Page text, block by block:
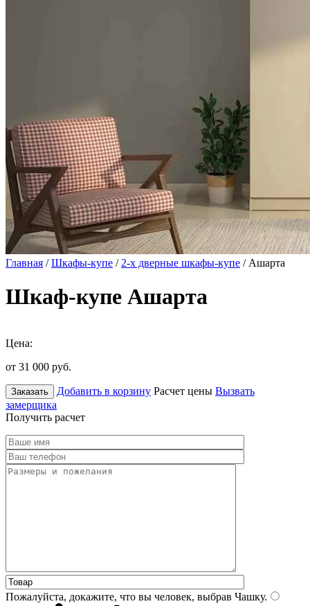
Главная /Шкафы-купе / 2-х дверные шкафы-купе / Ашарта
Шкаф-купе Ашарта
Цена:
от 31 000 руб.
Заказать Добавить в корзину Расчет цены Вызвать
замерщика
Получить расчет
Пожалуйста, докажите, что вы человек, выбрав Чашку.